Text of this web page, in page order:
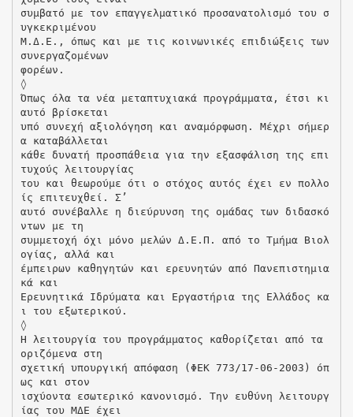
συμβατό με τον επαγγελματικό προσανατολισμό του σ
υγκεκριμένου
Μ.Δ.Ε., όπως και με τις κοινωνικές επιδιώξεις των
συνεργαζομένων
φορέων.
◊
Όπως όλα τα νέα μεταπτυχιακά προγράμματα, έτσι κι
αυτό βρίσκεται
υπό συνεχή αξιολόγηση και αναμόρφωση. Μέχρι σήμερ
α καταβάλλεται
κάθε δυνατή προσπάθεια για την εξασφάλιση της επι
τυχούς λειτουργίας
του και θεωρούμε ότι ο στόχος αυτός έχει εν πολλο
ίς επιτευχθεί. Σ’
αυτό συνέβαλλε η διεύρυνση της ομάδας των διδασκό
ντων με τη
συμμετοχή όχι μόνο μελών Δ.Ε.Π. από το Τμήμα Βιολ
ογίας, αλλά και
έμπειρων καθηγητών και ερευνητών από Πανεπιστημια
κά και
Ερευνητικά Ιδρύματα και Εργαστήρια της Ελλάδος κα
ι του εξωτερικού.
◊
Η λειτουργία του προγράμματος καθορίζεται από τα
οριζόμενα στη
σχετική υπουργική απόφαση (ΦΕΚ 773/17-06-2003) όπ
ως και στον
ισχύοντα εσωτερικό κανονισμό. Την ευθύνη λειτουργ
ίας του ΜΔΕ έχει